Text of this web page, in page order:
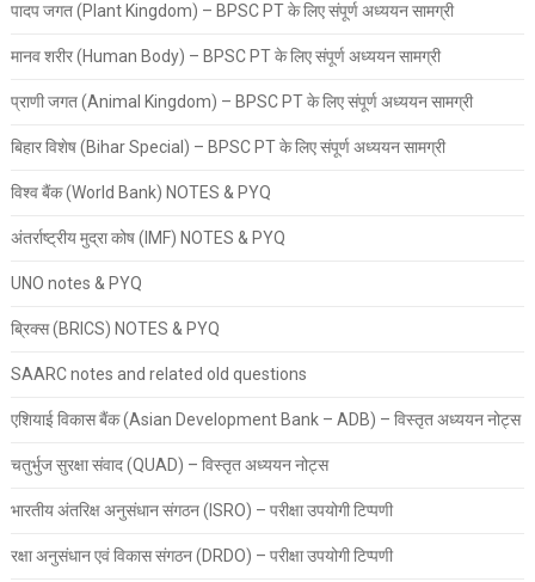
पादप जगत (Plant Kingdom) – BPSC PT के लिए संपूर्ण अध्ययन सामग्री
मानव शरीर (Human Body) – BPSC PT के लिए संपूर्ण अध्ययन सामग्री
प्राणी जगत (Animal Kingdom) – BPSC PT के लिए संपूर्ण अध्ययन सामग्री
बिहार विशेष (Bihar Special) – BPSC PT के लिए संपूर्ण अध्ययन सामग्री
विश्व बैंक (World Bank) NOTES & PYQ
अंतर्राष्ट्रीय मुद्रा कोष (IMF) NOTES & PYQ
UNO notes & PYQ
ब्रिक्स (BRICS) NOTES & PYQ
SAARC notes and related old questions
एशियाई विकास बैंक (Asian Development Bank – ADB) – विस्तृत अध्ययन नोट्स
चतुर्भुज सुरक्षा संवाद (QUAD) – विस्तृत अध्ययन नोट्स
भारतीय अंतरिक्ष अनुसंधान संगठन (ISRO) – परीक्षा उपयोगी टिप्पणी
रक्षा अनुसंधान एवं विकास संगठन (DRDO) – परीक्षा उपयोगी टिप्पणी